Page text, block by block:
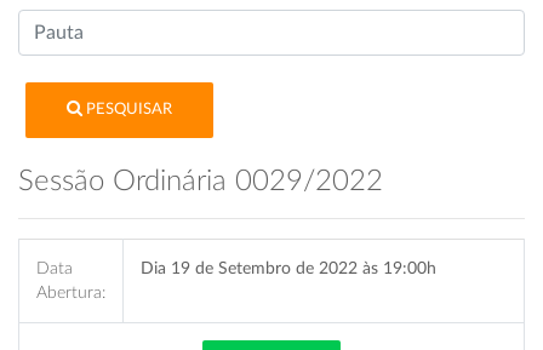
PESQUISAR
Sessão Ordinária 0029/2022
Data
Abertura:
Dia 19 de Setembro de 2022 às 19:00h